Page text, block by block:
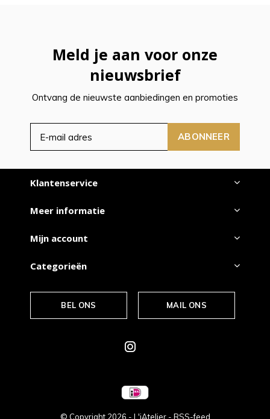
Meld je aan voor onze
nieuwsbrief
Ontvang de nieuwste aanbiedingen en promoties
ABONNEER
Klantenservice
Meer informatie
Mijn account
Categorieën
BEL ONS MAIL ONS
© Copyright 2026 - L'iAtelier - RSS-feed